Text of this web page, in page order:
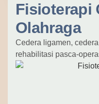
Fisioterapi
Olahraga
Cedera ligamen,
rehabilitasi pasca-